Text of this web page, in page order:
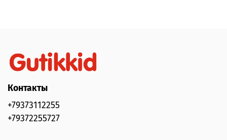
Контакты
+79373112255
+79372255727